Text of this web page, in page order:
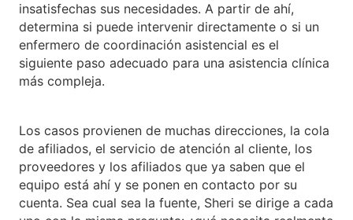
insatisfechas sus necesidades. A partir de ahí,
determina si puede intervenir directamente o si un
enfermero de coordinación asistencial es el
siguiente paso adecuado para una asistencia clínica
más compleja.
Los casos provienen de muchas direcciones, la cola
de afiliados, el servicio de atención al cliente, los
proveedores y los afiliados que ya saben que el
equipo está ahí y se ponen en contacto por su
cuenta. Sea cual sea la fuente, Sheri se dirige a cada